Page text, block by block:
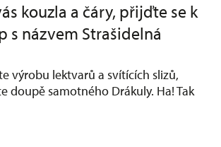
kouzla a čáry, přijďte se k
s názvem Strašidelná
výrobu lektvarů a svítících slizů,
samotného Drákuly. Ha! Tak